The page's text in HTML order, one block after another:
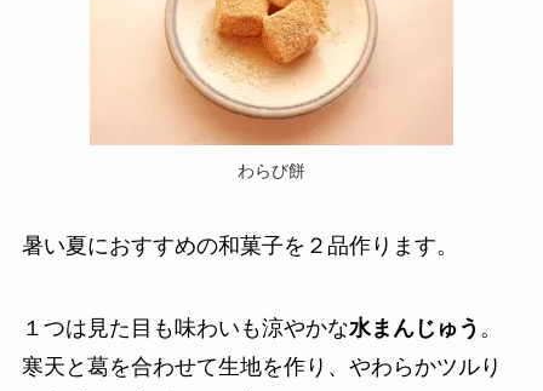
わらび餅
暑い夏におすすめの和菓子を２品作ります。
１つは見た目も味わいも涼やかな水まんじゅう 。
寒天と葛を合わせて生地を作り、やわらかツルり